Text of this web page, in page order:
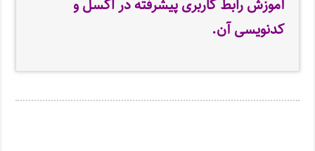
آموزش رابط کاربری پیشرفته در اکسل و
کدنویسی آن.